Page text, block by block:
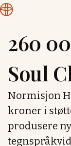
Hopp
innhold
Normisjon
Hordaland
260
Soul
Normisjon
kroner i
produsere